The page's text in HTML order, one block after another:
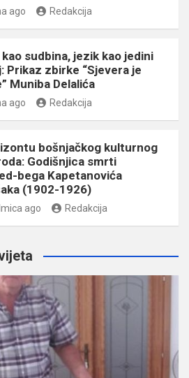
ago Redakcija
sudbina, jezik kao jedini
Prikaz zbirke “Sjevera je
Muniba Delalića
ago Redakcija
bošnjačkog kulturnog
Godišnjica smrti
bega Kapetanovića
(1902-1926)
ago Redakcija